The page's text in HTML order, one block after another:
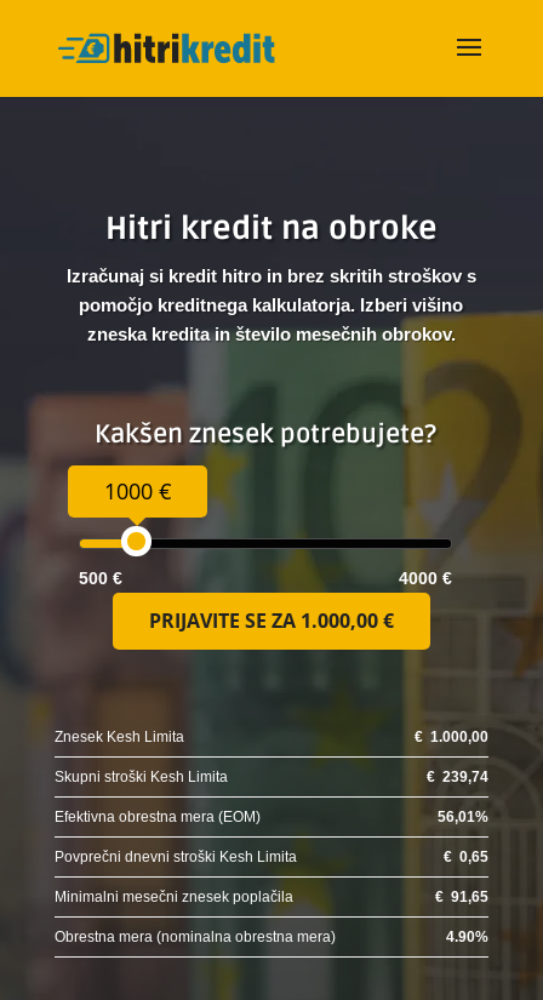
Hitri kredit na obroke
Izračunaj si kredit hitro in brez skritih stroškov s
pomočjo kreditnega kalkulatorja. Izberi višino
zneska kredita in število mesečnih obrokov.
Kakšen znesek potrebujete?
1000 €
500 € 4000 €
PRIJAVITE SE ZA 1.000,00 €
Znesek Kesh Limita €1.000,00
Skupni stroški Kesh Limita €239,74
Efektivna obrestna mera (EOM) 56,01%
Povprečni dnevni stroški Kesh Limita €0,65
Minimalni mesečni znesek poplačila €91,65
Obrestna mera (nominalna obrestna mera) 4.90%